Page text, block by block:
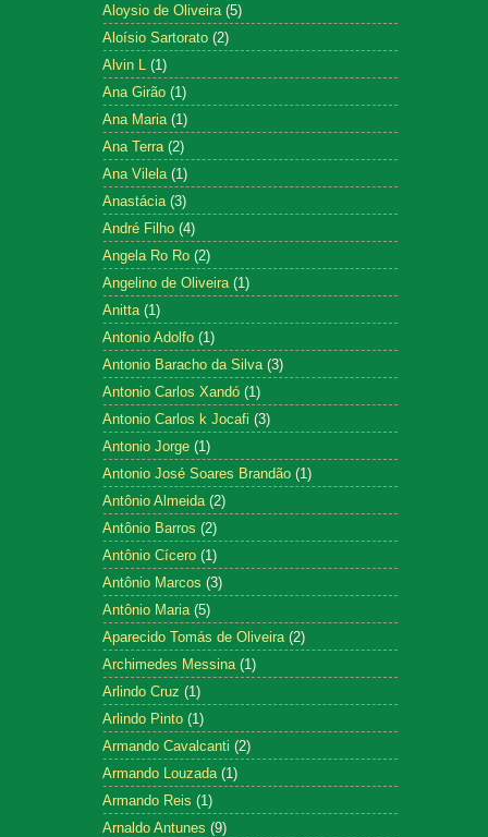
Aloysio de Oliveira (5)
Aloísio Sartorato (2)
Alvin L (1)
Ana Girão (1)
Ana Maria (1)
Ana Terra (2)
Ana Vilela (1)
Anastácia (3)
André Filho (4)
Angela Ro Ro (2)
Angelino de Oliveira (1)
Anitta (1)
Antonio Adolfo (1)
Antonio Baracho da Silva (3)
Antonio Carlos Xandó (1)
Antonio Carlos k Jocafi (3)
Antonio Jorge (1)
Antonio José Soares Brandão (1)
Antônio Almeida (2)
Antônio Barros (2)
Antônio Cícero (1)
Antônio Marcos (3)
Antônio Maria (5)
Aparecido Tomás de Oliveira (2)
Archimedes Messina (1)
Arlindo Cruz (1)
Arlindo Pinto (1)
Armando Cavalcanti (2)
Armando Louzada (1)
Armando Reis (1)
Arnaldo Antunes (9)